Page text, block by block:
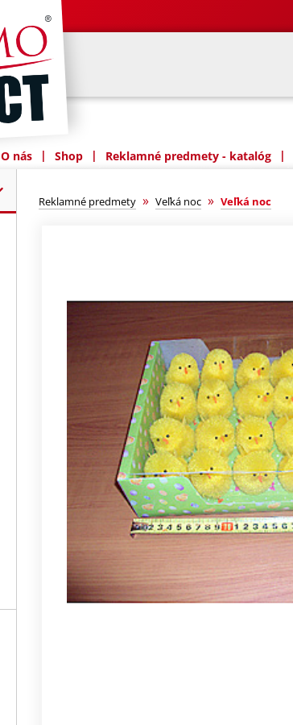
O nás | Shop | Reklamné predmety - katalóg |
Reklamné predmety » Veľká noc » Veľká noc